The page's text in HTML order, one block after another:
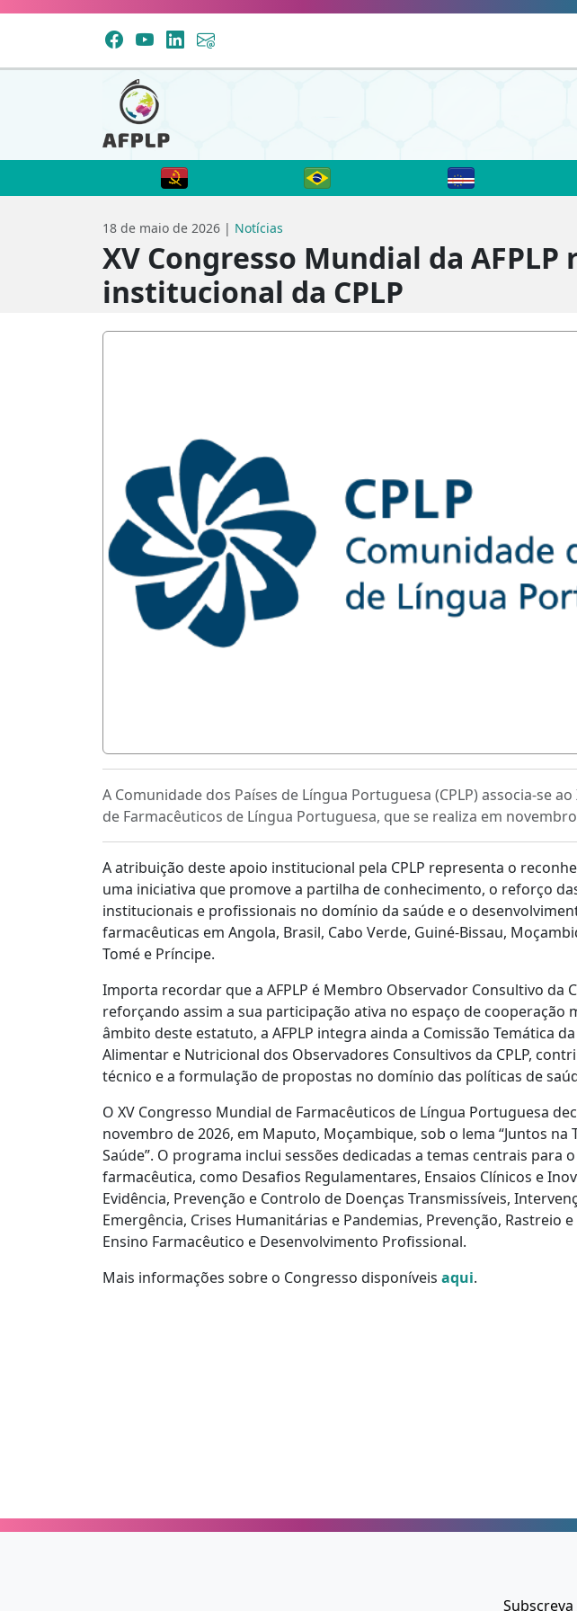
18 de maio de 2026 | Notícias
XV Congresso Mundial da AFPLP
institucional da CPLP
A Comunidade dos Países de Língua Portuguesa (CPLP) associa-se
de Farmacêuticos de Língua Portuguesa, que se realiza em
A atribuição deste apoio institucional pela CPLP representa o
uma iniciativa que promove a partilha de conhecimento, o reforço
institucionais e profissionais no domínio da saúde e o
farmacêuticas em Angola, Brasil, Cabo Verde, Guiné-Bissau,
Tomé e Príncipe.
Importa recordar que a AFPLP é Membro Observador Consultivo da
reforçando assim a sua participação ativa no espaço de cooperação
âmbito deste estatuto, a AFPLP integra ainda a Comissão Temática
Alimentar e Nutricional dos Observadores Consultivos da CPLP,
técnico e a formulação de propostas no domínio das políticas de
O XV Congresso Mundial de Farmacêuticos de Língua Portuguesa
novembro de 2026, em Maputo, Moçambique, sob o lema “Juntos na
Saúde”. O programa inclui sessões dedicadas a temas centrais para
farmacêutica, como Desafios Regulamentares, Ensaios Clínicos e
Evidência, Prevenção e Controlo de Doenças Transmissíveis,
Emergência, Crises Humanitárias e Pandemias, Prevenção, Rastreio
Ensino Farmacêutico e Desenvolvimento Profissional.
Mais informações sobre o Congresso disponíveis aqui.